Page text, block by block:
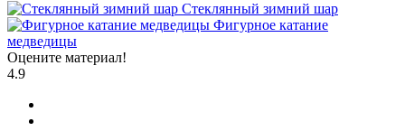
Стеклянный зимний шар
Фигурное катание
медведицы
Оцените материал!
4.9